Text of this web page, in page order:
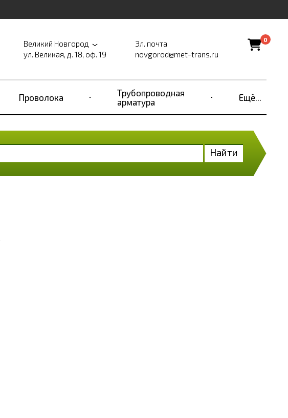
Великий Новгород
ул. Великая, д. 18, оф. 19
Эл. почта
novgorod@met-trans.ru
0
Проволока
Трубопроводная
арматура
Ещё...
Найти